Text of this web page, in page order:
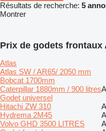
Résultats de recherche: 5
Montrer
Prix de godets frontaux
Atlas
Atlas SW / AR65/ 2050 mm
Bobcat 1700mm
Caterpillar 1880mm / 900 litres
Godet universel
Hitachi ZW 310
Hydrema 2M45
Volvo GHD 3500 LITRES